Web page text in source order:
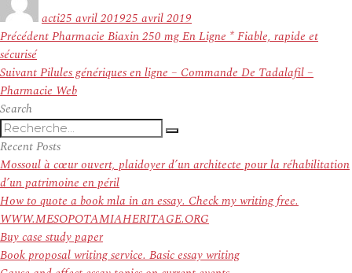
actile
25 avril 201925 avril 2019
Navigation
de
l’article
PrécédentArticle
Pharmacie Biaxin 250 mg En Ligne * Fiable, rapide et
sécurisé
SuivantArticle
suivant :
Pilules génériques en ligne – Commande De Tadalafil –
Pharmacie Web
Search
Recherche
pour
:
Recherche
Recent Posts
Mossoul à cœur ouvert, plaidoyer d’un architecte pour la réhabilitation
d’un patrimoine en péril
How to quote a book mla in an essay. Check my writing free.
WWW.MESOPOTAMIAHERITAGE.ORG
Buy case study paper
Book proposal writing service. Basic essay writing